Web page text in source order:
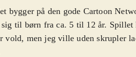
bygger på den gode Cartoon
til børn fra ca. 5 til 12 år. Spillet
vold, men jeg ville uden skrupler